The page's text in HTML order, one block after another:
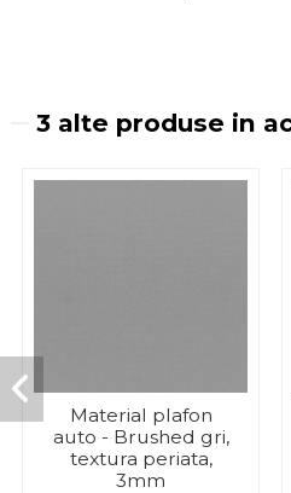
3 alte produse in
Material plafon
auto - Brushed gri,
textura periata,
3mm